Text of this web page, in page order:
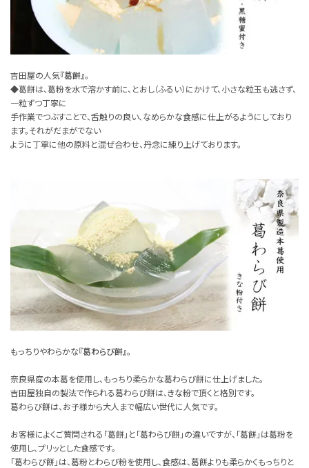
吉田屋の人気『葛餅』。
◆葛餅は、葛粉を水で溶かす前に、とおし（ふるい）にかけて、小さな粒玉も逃さず、
一粒ずつ丁寧に
手作業でつぶすことで、舌触りの良い、なめらかな食感に仕上がるようにしており
ます。それがだまがでない
ように丁寧に他の原料と混ぜ合わせ、丹念に練り上げております。
もっちりやわらかな『葛わらび餅』。
奈良県産の本葛を使用し、もっちり柔らかな葛わらび餅に仕上げました。
吉田屋独自の製法で作られる葛わらび餅は、きな粉で頂くと格別です。
葛わらび餅は、お子様から大人まで幅広い世代に人気です。
お客様によくご質問される「葛餅」と「葛わらび餅」の違いですが、「葛餅」は葛粉を
使用し、プリッとした食感です。
「葛わらび餅」は、葛粉とわらび粉を使用し、食感は、葛餅よりも柔らかくもっちりと